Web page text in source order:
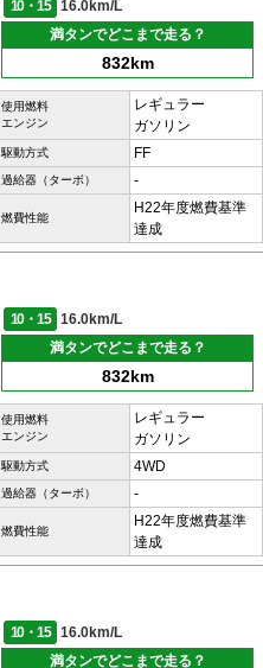
10・15
16.0km/L
満タンでどこまで走る？
832km
使用燃料
エンジン
レギュラー
ガソリン
駆動方式 FF
過給器（ターボ） -
燃費性能
H22年度燃費基準
達成
10・15
16.0km/L
満タンでどこまで走る？
832km
使用燃料
エンジン
レギュラー
ガソリン
駆動方式 4WD
過給器（ターボ） -
燃費性能
H22年度燃費基準
達成
10・15
16.0km/L
満タンでどこまで走る？